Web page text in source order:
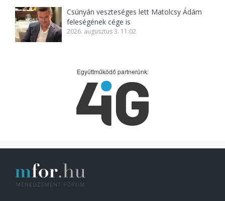
Csúnyán veszteséges lett Matolcsy Ádám
feleségének cége is
2026. augusztus 3. 11:02
Együttműködő partnerünk: